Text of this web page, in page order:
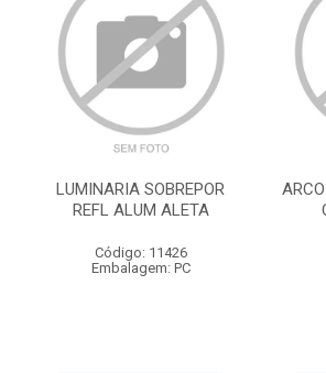
LUMINARIA SOBREPOR
REFL ALUM ALETA
Código: 11426
Embalagem: PC